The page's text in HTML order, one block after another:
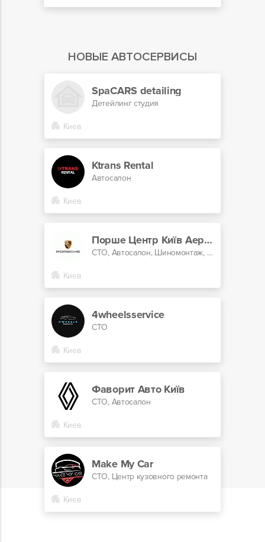
НОВЫЕ АВТОСЕРВИСЫ
SpaCARS detailing
Детейлинг студия
Киев
Ktrans Rental
Автосалон
Киев
Порше Центр Київ Аеропорт
СТО, Автосалон, Шиномонтаж, Центр кузовного ремонта, Сервис по автоподбору
Киев
4wheelsservice
СТО
Киев
Фаворит Авто Київ
СТО, Автосалон
Киев
Make My Car
СТО, Центр кузовного ремонта
Киев